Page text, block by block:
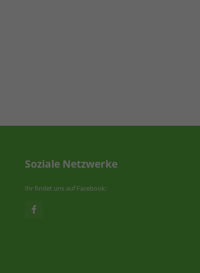
Soziale Netzwerke
Ihr findet uns auf Facebook: